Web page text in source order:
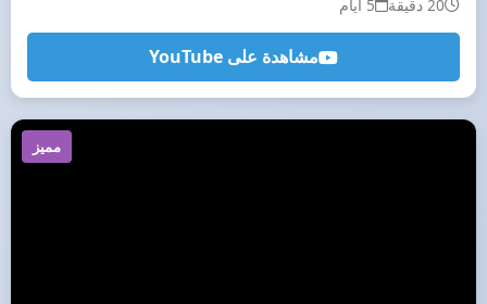
20 دقيقة
5 أيام
مشاهدة على YouTube
مميز